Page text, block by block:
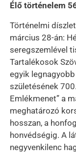
Élő történelem
Történelmi
március 28-án:
seregszemlével
Tartalékosok
egyik
születésének
Emlékmenet” a
meghatározó
hosszan, a
honvédségig. A
negyvenkilenc